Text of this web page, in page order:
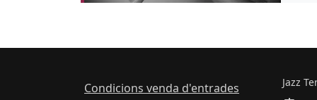
Condicions venda d'entrades Jazz